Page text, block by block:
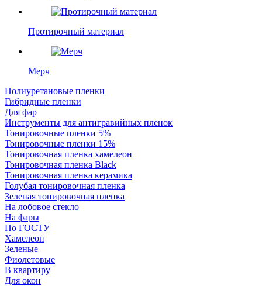
Протирочный материал
Мерч
Полиуретановые пленки
Гибридные пленки
Для фар
Инструменты для антигравийных пленок
Тонировочные пленки 5%
Тонировочные пленки 15%
Тонировочная пленка хамелеон
Тонировочная пленка Black
Тонировочная пленка керамика
Голубая тонировочная пленка
Зеленая тонировочная пленка
На лобовое стекло
На фары
По ГОСТУ
Хамелеон
Зеленые
Фиолетовые
В квартиру
Для окон